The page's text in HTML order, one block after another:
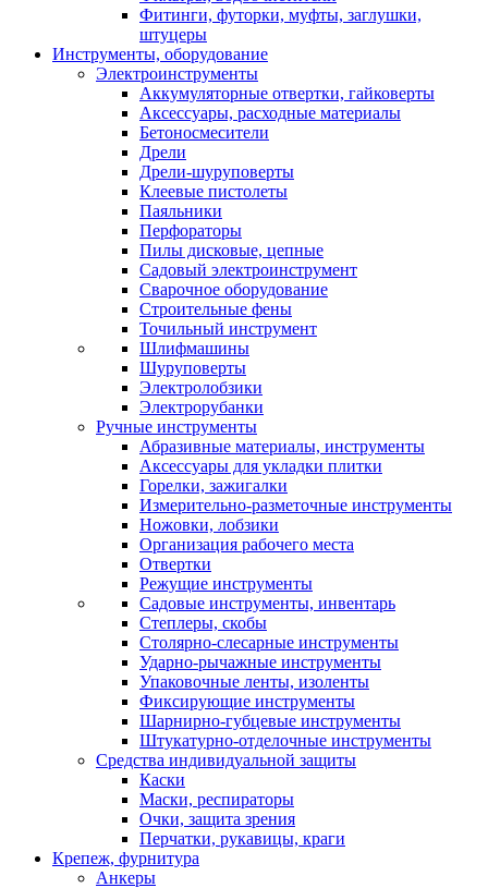
Фитинги, футорки, муфты, заглушки,
штуцеры
Инструменты, оборудование
Электроинструменты
Аккумуляторные отвертки, гайковерты
Аксессуары, расходные материалы
Бетоносмесители
Дрели
Дрели-шуруповерты
Клеевые пистолеты
Паяльники
Перфораторы
Пилы дисковые, цепные
Садовый электроинструмент
Сварочное оборудование
Строительные фены
Точильный инструмент
Шлифмашины
Шуруповерты
Электролобзики
Электрорубанки
Ручные инструменты
Абразивные материалы, инструменты
Аксессуары для укладки плитки
Горелки, зажигалки
Измерительно-разметочные инструменты
Ножовки, лобзики
Организация рабочего места
Отвертки
Режущие инструменты
Садовые инструменты, инвентарь
Степлеры, скобы
Столярно-слесарные инструменты
Ударно-рычажные инструменты
Упаковочные ленты, изоленты
Фиксирующие инструменты
Шарнирно-губцевые инструменты
Штукатурно-отделочные инструменты
Средства индивидуальной защиты
Каски
Маски, респираторы
Очки, защита зрения
Перчатки, рукавицы, краги
Крепеж, фурнитура
Анкеры